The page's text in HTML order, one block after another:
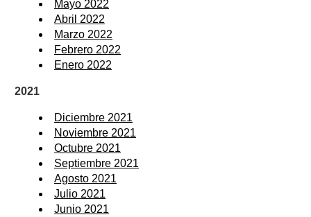
Mayo 2022
Abril 2022
Marzo 2022
Febrero 2022
Enero 2022
2021
Diciembre 2021
Noviembre 2021
Octubre 2021
Septiembre 2021
Agosto 2021
Julio 2021
Junio 2021